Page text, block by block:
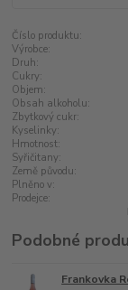
Číslo produktu:
Výrobce:
Druh:
Cukry:
Objem:
Obsah alkoholu:
Zbytkový cukr:
Kyselinky:
Hmotnost:
Syřičitany:
Země původu:
Plněno v:
Prodejce:
Podobné
Frankovka